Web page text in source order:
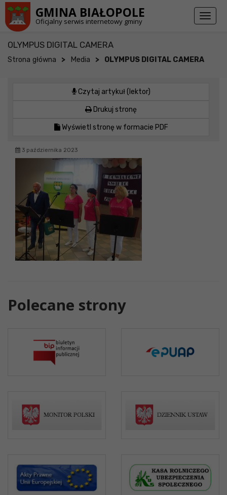
GMINA BIAŁOPOLE
Oficjalny serwis internetowy gminy
Toggle
OLYMPUS DIGITAL CAMERA
Strona główna > Media > OLYMPUS DIGITAL CAMERA
Czytaj artykuł (lektor)
Drukuj stronę
Wyświetl stronę w formacie PDF
3 października 2023
Polecane strony